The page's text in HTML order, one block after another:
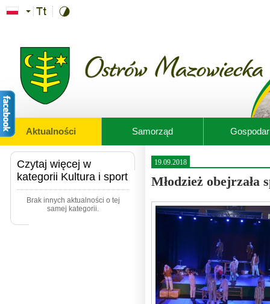
Przejdź do treści
Aktualności Samorząd
Czytaj więcej w
kategorii Kultura i sport
Brak innych aktualności o tej
samej kategorii.
19.09.2018
Młodzież